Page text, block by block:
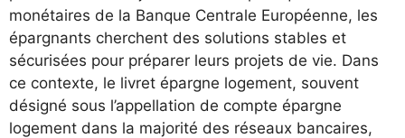
monétaires de la Banque Centrale Européenne, les
épargnants cherchent des solutions stables et
sécurisées pour préparer leurs projets de vie. Dans
ce contexte, le livret épargne logement, souvent
désigné sous l’appellation de compte épargne
logement dans la majorité des réseaux bancaires,